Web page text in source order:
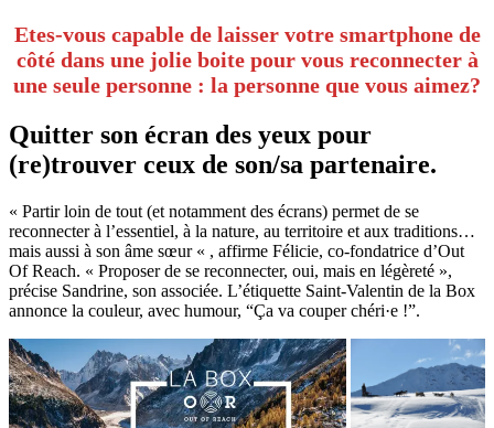
Etes-vous capable de laisser votre smartphone de
côté dans une jolie boite pour vous reconnecter à
une seule personne : la personne que vous aimez?
Quitter son écran des yeux pour
(re)trouver ceux de son/sa partenaire.
« Partir loin de tout (et notamment des écrans) permet de se
reconnecter à l’essentiel, à la nature, au territoire et aux traditions…
mais aussi à son âme sœur « , affirme Félicie, co-fondatrice d’Out
Of Reach. « Proposer de se reconnecter, oui, mais en légèreté »,
précise Sandrine, son associée. L’étiquette Saint-Valentin de la Box
annonce la couleur, avec humour, “Ça va couper chéri·e !”.